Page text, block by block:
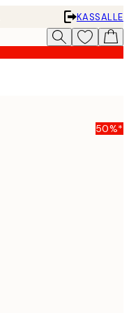
KASSALLE
50%*